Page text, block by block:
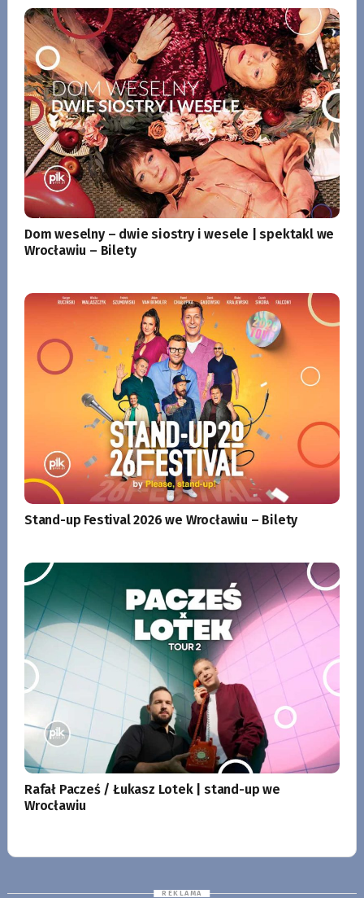
Dom weselny – dwie siostry i wesele | spektakl we
Wrocławiu – Bilety
Stand-up Festival 2026 we Wrocławiu – Bilety
Rafał Pacześ / Łukasz Lotek | stand-up we
Wrocławiu